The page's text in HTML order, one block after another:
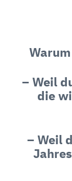
– Weil
die
– Weil